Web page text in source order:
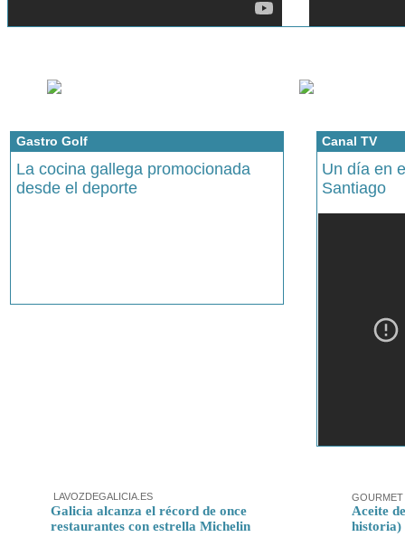
Gastro Golf
La cocina gallega promocionada
desde el deporte
Canal TV
Un día en
Santiago
LAVOZDEGALICIA.ES
Galicia alcanza el récord de once
restaurantes con estrella Michelin
Aceite
historia)